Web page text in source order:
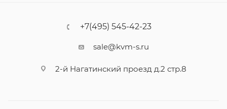
+7(495) 545-42-23
sale@kvm-s.ru
2-й Нагатинский проезд д.2 стр.8